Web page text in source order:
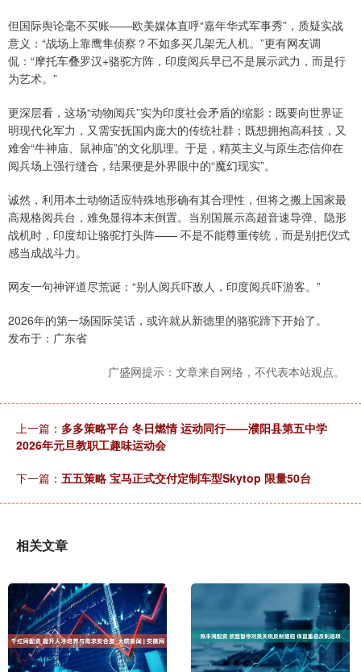
但国际舆论毫不买账——欧美媒体直呼“嘉年华式军事秀”，质疑实战
意义：“战场上靠鹰隼侦察？不如多买几架无人机。”更有网友调
侃：“摩托车叠罗汉+骆驼方阵，印度阅兵早已不是展示武力，而是行
为艺术。”
更深层看，这场“动物阅兵”实为印度社会矛盾的缩影：既要向世界证
明现代化军力，又需安抚国内庞大的传统社群；既想拥抱高科技，又
难舍“牛神庙、鼠神庙”的文化肌理。于是，精英主义与原生态信仰在
阅兵场上强行缝合，结果便是外界眼中的“魔幻现实”。
诚然，利用本土动物适应特殊地形确有其合理性，但将之搬上国家最
高规格阅兵台，难免显得本末倒置。当别国展示高超音速导弹、隐形
战机时，印度却让骆驼打头阵—— 不是不能尊重传统，而是别把仪式
感当成战斗力。
网友一句神评道尽荒诞：“别人阅兵吓敌人，印度阅兵吓游客。”
2026年的第一场国际笑话，或许就从新德里的骆驼蹄下开始了。
发布于：广东省
广盛网提示：文章来自网络，不代表本站观点。
上一篇： 多多策略平台 冬日燃情 运动同行——濮阳县第五中学
2026年元旦教职工趣味运动会
下一篇： 五五策略 宝马正式交付定制车型Skytop 限量50台
相关文章